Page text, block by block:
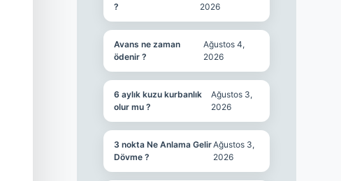
?
2026
Avans ne zaman
ödenir ?
Ağustos 4,
2026
6 aylık kuzu kurbanlık
olur mu ?
Ağustos 3,
2026
3 nokta Ne Anlama Gelir
Dövme ?
Ağustos 3,
2026